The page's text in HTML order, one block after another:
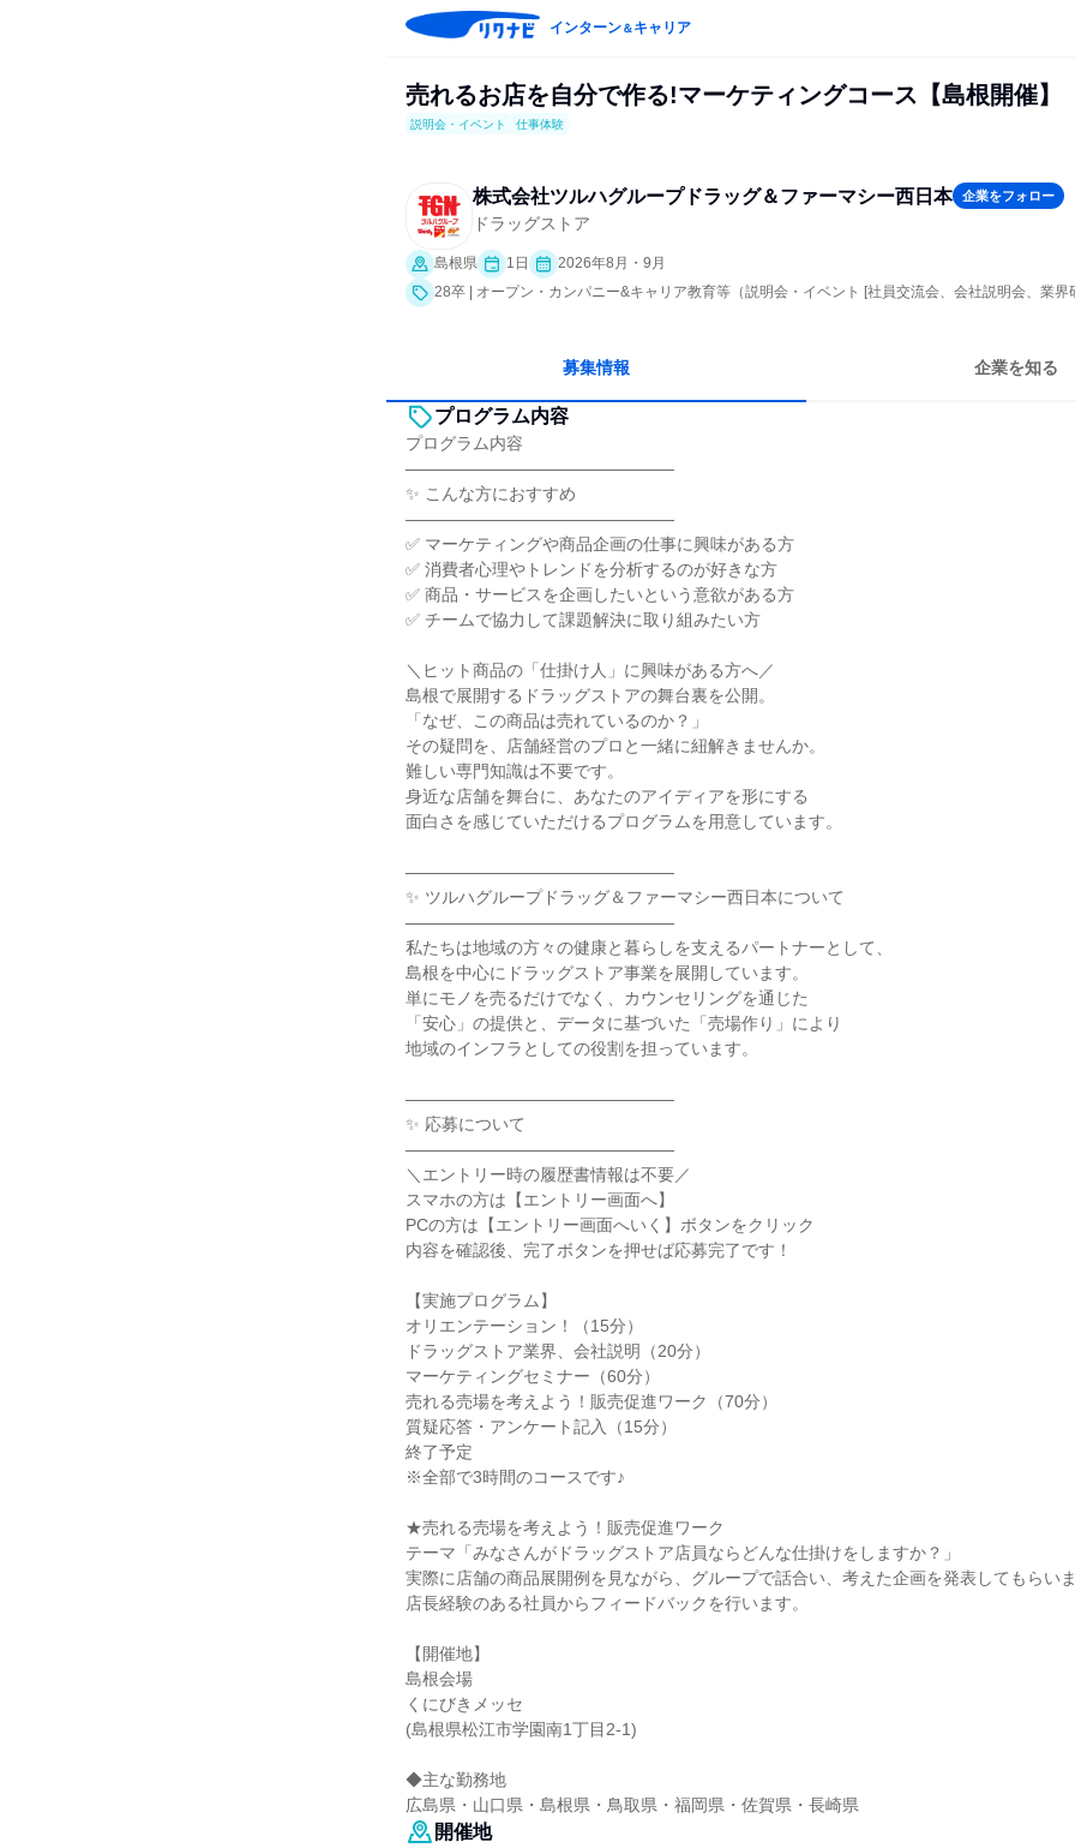
インターン＆キャリア
売れるお店を自分で作る!マーケティングコース【島根開催】
説明会・イベント 仕事体験
株式会社ツルハグループドラッグ＆ファーマシー西日本 企業をフォロー
ドラッグストア
島根県 1日
2026年8月・9月
28卒 | オープン・カンパニー&キャリア教育等（説明会・イベント [社員交流会、会社説明会、業界
募集情報 企業を知る
プログラム内容
プログラム内容
――――――――――――――――
✨ こんな方におすすめ
――――――――――――――――
✅ マーケティングや商品企画の仕事に興味がある方
✅ 消費者心理やトレンドを分析するのが好きな方
✅ 商品・サービスを企画したいという意欲がある方
✅ チームで協力して課題解決に取り組みたい方
＼ヒット商品の「仕掛け人」に興味がある方へ／
島根で展開するドラッグストアの舞台裏を公開。
「なぜ、この商品は売れているのか？」
その疑問を、店舗経営のプロと一緒に紐解きませんか。
難しい専門知識は不要です。
身近な店舗を舞台に、あなたのアイディアを形にする
面白さを感じていただけるプログラムを用意しています。
――――――――――――――――
✨ ツルハグループドラッグ＆ファーマシー西日本について
――――――――――――――――
私たちは地域の方々の健康と暮らしを支えるパートナーとして、
島根を中心にドラッグストア事業を展開しています。
単にモノを売るだけでなく、カウンセリングを通じた
「安心」の提供と、データに基づいた「売場作り」により
地域のインフラとしての役割を担っています。
――――――――――――――――
✨ 応募について
――――――――――――――――
＼エントリー時の履歴書情報は不要／
スマホの方は【エントリー画面へ】
PCの方は【エントリー画面へいく】ボタンをクリック
内容を確認後、完了ボタンを押せば応募完了です！
【実施プログラム】
オリエンテーション！（15分）
ドラッグストア業界、会社説明（20分）
マーケティングセミナー（60分）
売れる売場を考えよう！販売促進ワーク（70分）
質疑応答・アンケート記入（15分）
終了予定
※全部で3時間のコースです♪
★売れる売場を考えよう！販売促進ワーク
テーマ「みなさんがドラッグストア店員ならどんな仕掛けをしますか？」
実際に店舗の商品展開例を見ながら、グループで話合い、考えた企画を発表してもらい
店長経験のある社員からフィードバックを行います。
【開催地】
島根会場
くにびきメッセ
(島根県松江市学園南1丁目2-1)
◆主な勤務地
広島県・山口県・島根県・鳥取県・福岡県・佐賀県・長崎県
開催地